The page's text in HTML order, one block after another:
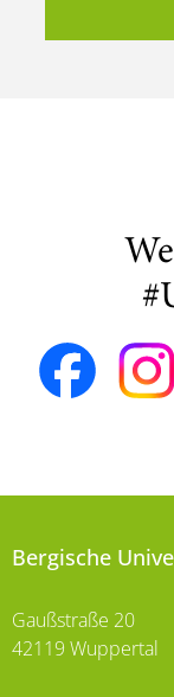
Bergische
Gaußstraße 20
42119 Wuppertal